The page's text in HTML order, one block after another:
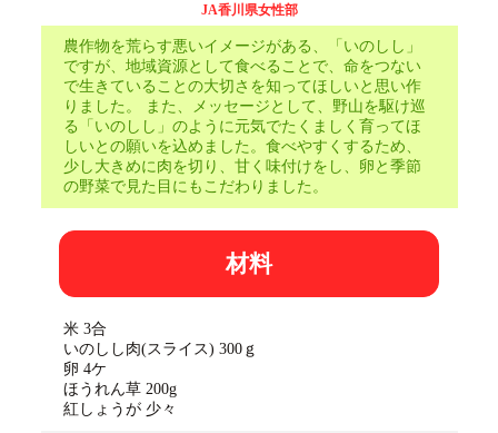
JA香川県女性部
農作物を荒らす悪いイメージがある、「いのしし」
ですが、地域資源として食べることで、命をつない
で生きていることの大切さを知ってほしいと思い作
りました。 また、メッセージとして、野山を駆け巡
る「いのしし」のように元気でたくましく育ってほ
しいとの願いを込めました。食べやすくするため、
少し大きめに肉を切り、甘く味付けをし、卵と季節
の野菜で見た目にもこだわりました。
材料
米 3合
いのしし肉(スライス) 300ｇ
卵 4ケ
ほうれん草 200g
紅しょうが 少々